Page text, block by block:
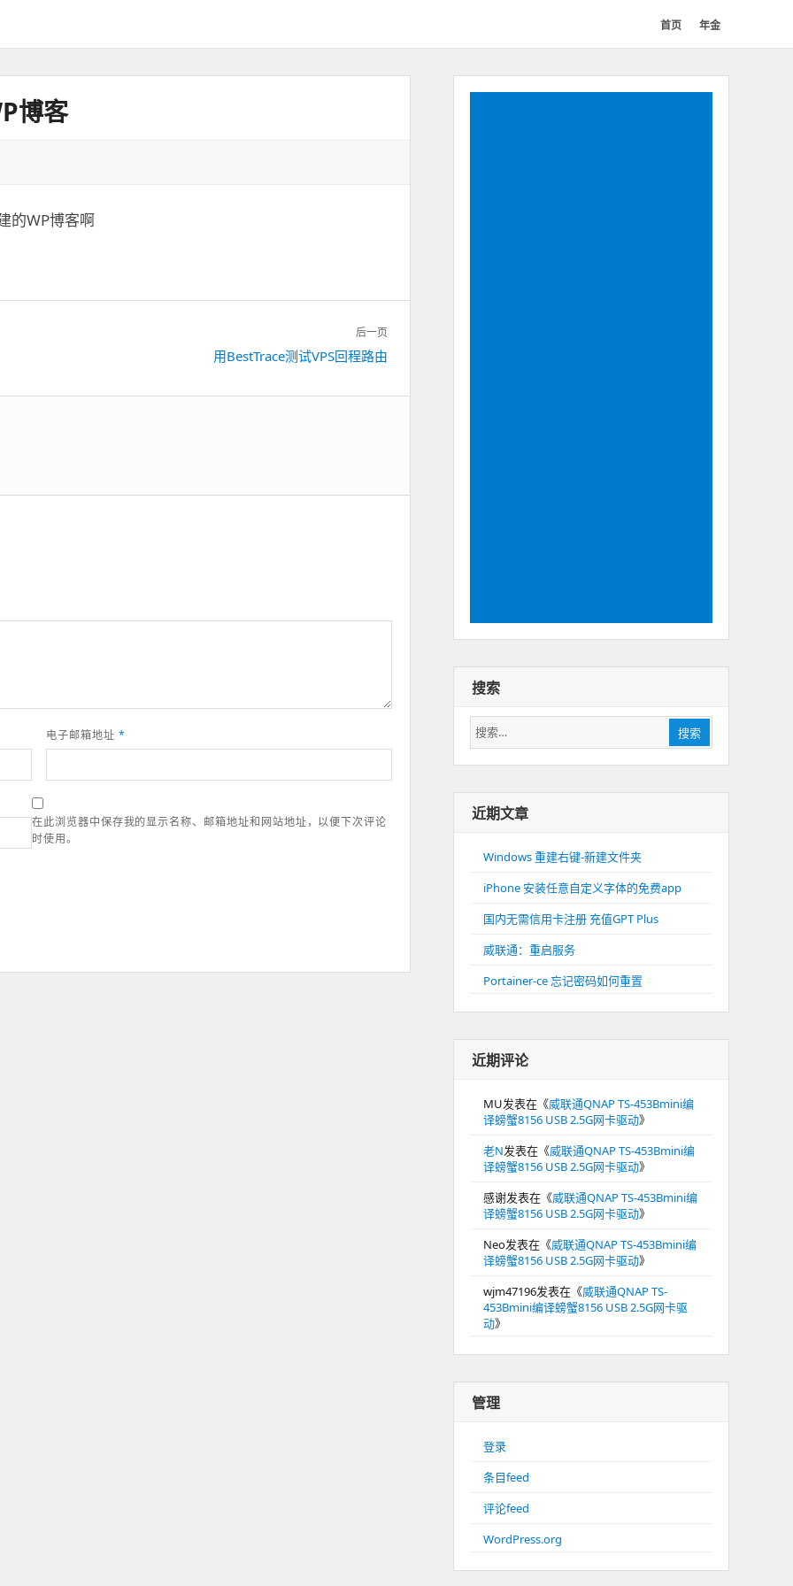
首页 年金
博客
的WP博客啊
后一页
篇：
用BestTrace测试VPS回程路由
电子邮箱地址 *
在此浏览器中保存我的显示名称、邮箱地址和网站地址，以便下次评论
时使用。
搜索
搜
索：
搜索
近期文章
Windows 重建右键-新建文件夹
iPhone 安装任意自定义字体的免费app
国内无需信用卡注册 充值GPT Plus
威联通：重启服务
Portainer-ce 忘记密码如何重置
近期评论
MU发表在《威联通QNAP TS-453Bmini编
译螃蟹8156 USB 2.5G网卡驱动》
老N发表在《威联通QNAP TS-453Bmini编
译螃蟹8156 USB 2.5G网卡驱动》
感谢发表在《威联通QNAP TS-453Bmini编
译螃蟹8156 USB 2.5G网卡驱动》
Neo发表在《威联通QNAP TS-453Bmini编
译螃蟹8156 USB 2.5G网卡驱动》
wjm47196发表在《威联通QNAP TS-
453Bmini编译螃蟹8156 USB 2.5G网卡驱
动》
管理
登录
条目feed
评论feed
WordPress.org